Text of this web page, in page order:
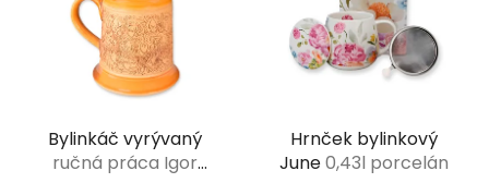
Bylinkáč vyrývaný
ručná práca Igor
Hrnček bylinkový
June0,43l porcelán